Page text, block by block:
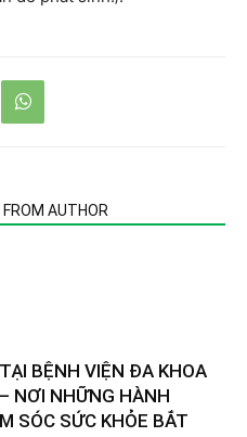
AUTHOR
BỆNH VIỆN ĐA KHOA
NƠI NHỮNG HÀNH
SÓC SỨC KHỎE BẮT